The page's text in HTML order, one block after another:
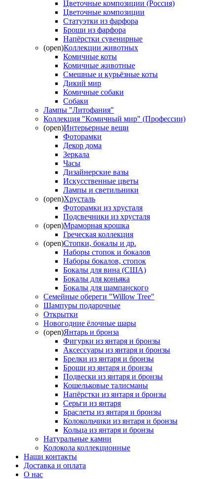
Цветочные композиции (Россия)
Цветочные композиции
Статуэтки из фарфора
Броши из фарфора
Напёрстки сувенирные
(open)Коллекции животных
Комичные коты
Комичные животные
Смешные и курьёзные коты
Дикий мир
Комичные собаки
Собаки
Лампы "Литофания"
Коллекция "Комичный мир" (Профессии)
(open)Интерьерные вещи
Фоторамки
Декор дома
Зеркала
Часы
Дизайнерские вазы
Искусственные цветы
Лампы и светильники
(open)Хрусталь
Фоторамки из хрусталя
Подсвечники из хрусталя
(open)Мраморная крошка
Греческая коллекция
(open)Стопки, бокалы и др.
Наборы стопок и бокалов
Наборы бокалов, стопок
Бокалы для вина (США)
Бокалы для коньяка
Бокалы для шампанского
Семейные обереги "Willow Tree"
Шампуры подарочные
Открытки
Новогодние ёлочные шары
(open)Янтарь и бронза
Фигурки из янтаря и бронзы
Аксессуары из янтаря и бронзы
Брелки из янтаря и бронзы
Броши из янтаря и бронзы
Подвески из янтаря и бронзы
Кошельковые талисманы
Напёрстки из янтаря и бронзы
Серьги из янтаря
Браслеты из янтаря и бронзы
Колокольчики из янтаря и бронзы
Кольца из янтаря и бронзы
Натуральные камни
Колокола коллекционные
Наши контакты
Доставка и оплата
О нас